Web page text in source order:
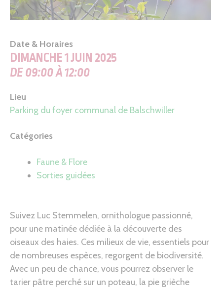
Date & Horaires
DIMANCHE 1 JUIN 2025
DE 09:00 À 12:00
Lieu
Parking du foyer communal de Balschwiller
Catégories
Faune & Flore
Sorties guidées
Suivez Luc Stemmelen, ornithologue passionné,
pour une matinée dédiée à la découverte des
oiseaux des haies. Ces milieux de vie, essentiels pour
de nombreuses espèces, regorgent de biodiversité.
Avec un peu de chance, vous pourrez observer le
tarier pâtre perché sur un poteau, la pie grièche